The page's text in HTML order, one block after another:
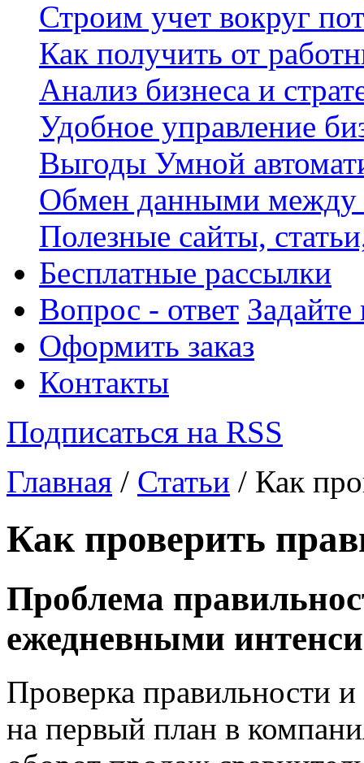
Строим учет вокруг
Как получить от
Анализ бизнеса и
Удобное управление
Выгоды Умной
Обмен данными между
Полезные сайты,
Бесплатные рассылки
Вопрос - ответ
Оформить заказ
Контакты
Подписаться на RSS
Главная / Статьи / Как
Как проверить
Проблема
ежедневными
Проверка правильности
на первый план в